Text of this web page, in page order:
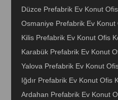
Düzce Prefabrik Ev Konut
Osmaniye Prefabrik Ev Konut
Kilis Prefabrik Ev Konut Ofis
Karabük Prefabrik Ev Konut
Yalova Prefabrik Ev Konut
Iğdır Prefabrik Ev Konut Ofis
Ardahan Prefabrik Ev Konut